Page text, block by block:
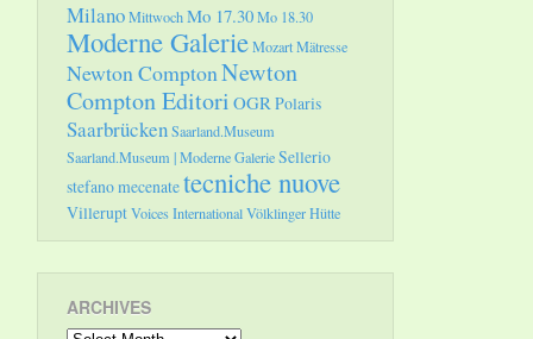
MilanoMittwochMo 17.30Mo 18.30
Moderne GalerieMozartMätresse
Newton ComptonNewton
Compton Editori OGRPolaris
SaarbrückenSaarland.Museum
Saarland.Museum | Moderne GalerieSellerio
stefano mecenatetecniche nuove
VilleruptVoices InternationalVölklinger Hütte
ARCHIVES